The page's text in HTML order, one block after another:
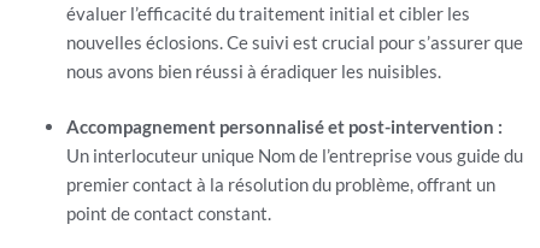
évaluer l’efficacité du traitement initial et cibler les
nouvelles éclosions. Ce suivi est crucial pour s’assurer que
nous avons bien réussi à éradiquer les nuisibles.
Accompagnement personnalisé et post-intervention :
Un interlocuteur unique Nom de l’entreprise vous guide du
premier contact à la résolution du problème, offrant un
point de contact constant.